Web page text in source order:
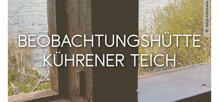
© Sonja Fuhrmann
BEOBACHTUNGSHÜTTE
KÜHRENER TEICH